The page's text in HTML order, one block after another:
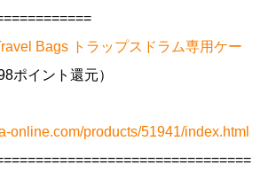
Bags トラップスドラム専用ケー
ポイント還元）
online.com/products/51941/index.html